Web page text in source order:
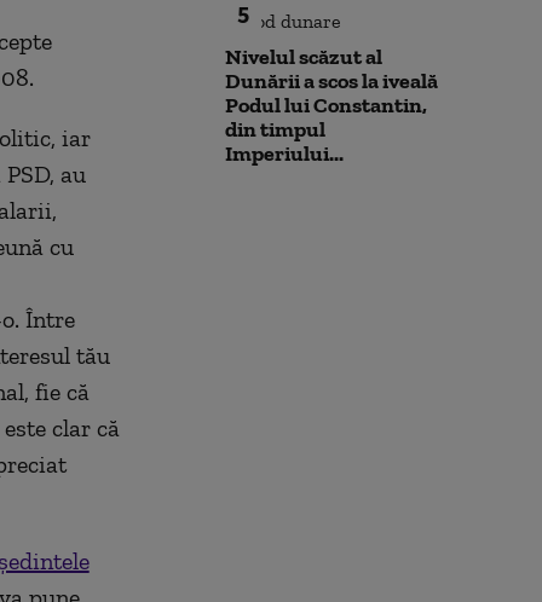
iar
au
cu
Între
tău
fie că
clar că
5
Nivelul scăzut al
Dunării a scos la iveală
Podul lui Constantin,
din timpul
Imperiului...